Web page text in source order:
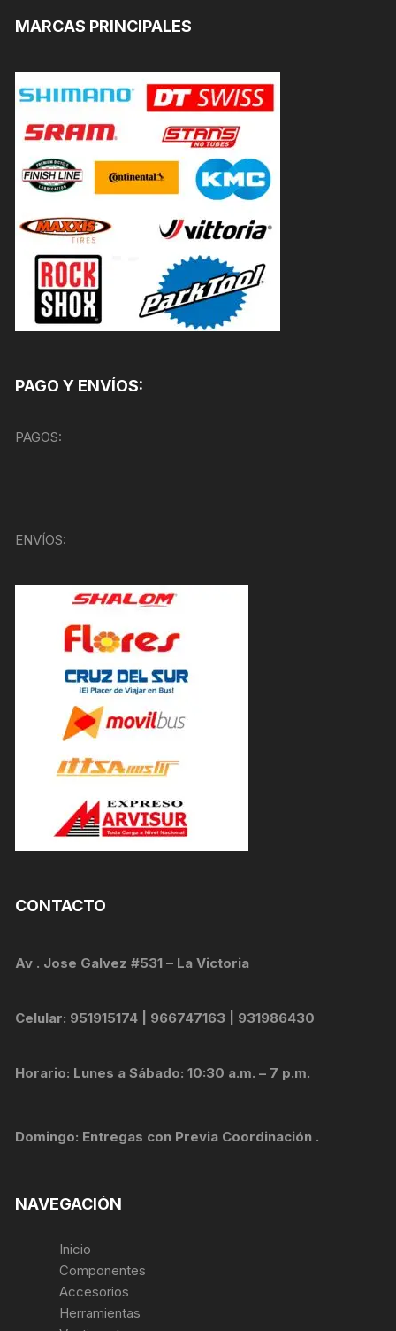
MARCAS PRINCIPALES
PAGO Y ENVÍOS:
PAGOS:
ENVÍOS:
CONTACTO
Av . Jose Galvez #531 – La Victoria
Celular: 951915174 | 966747163 | 931986430
Horario: Lunes a Sábado: 10:30 a.m. – 7 p.m.
Domingo: Entregas con Previa Coordinación .
NAVEGACIÓN
Inicio
Componentes
Accesorios
Herramientas